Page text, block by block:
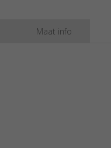
Maat info